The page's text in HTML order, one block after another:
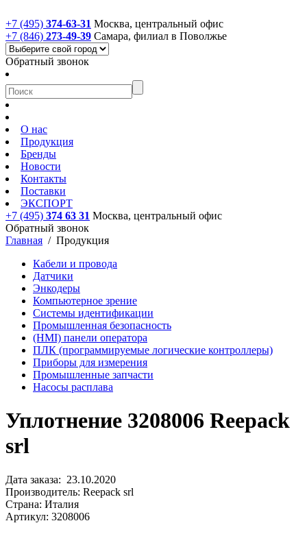
+7 (495) 374-63-31 Москва, центральный офис
+7 (846) 273-49-39 Самара, филиал в Поволжье
Обратный звонок
О нас
Продукция
Бренды
Новости
Контакты
Поставки
ЭКСПОРТ
+7 (495) 374 63 31 Москва, центральный офис
Обратный звонок
Главная / Продукция
Кабели и провода
Датчики
Энкодеры
Компьютерное зрение
Системы идентификации
Промышленная безопасность
(HMI) панели оператора
ПЛК (программируемые логические контроллеры)
Приборы для измерения
Промышленные запчасти
Насосы расплава
Уплотнение 3208006 Reepack
srl
Дата заказа: 23.10.2020
Производитель: Reepack srl
Страна: Италия
Артикул: 3208006